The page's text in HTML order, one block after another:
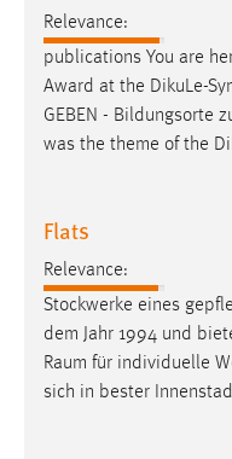
Relevance:
publications You are
Award at the DikuLe-
GEBEN - Bildungsorte
was the theme of the
Flats
Relevance:
Stockwerke eines
dem Jahr 1994 und
Raum für individuelle
sich in bester